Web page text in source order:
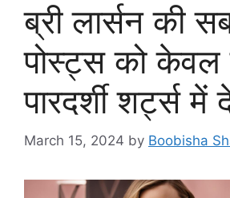
ब्री लार्सन की
पोस्ट्स को केवल
पारदर्शी शर्ट्स
March 15, 2024 by Boobisha